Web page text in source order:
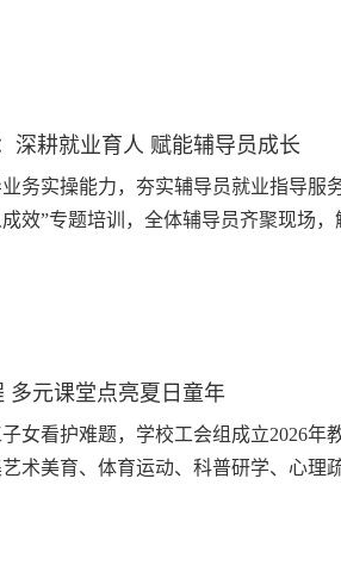
深耕就业育人 赋能辅导员成长
务实操能力，夯实辅导员就业指导服
效”专题培训，全体辅导员齐聚现场
多元课堂点亮夏日童年
女看护难题，学校工会组成立2026
术美育、体育运动、科普研学、心